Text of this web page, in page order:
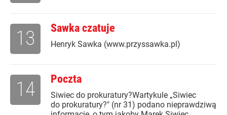
Sawka czatuje
Henryk Sawka (www.przyssawka.pl)
13
Poczta
Siwiec do prokuratury?Wartykule „Siwiec
do prokuratury?" (nr 31) podano nieprawdziwą
14